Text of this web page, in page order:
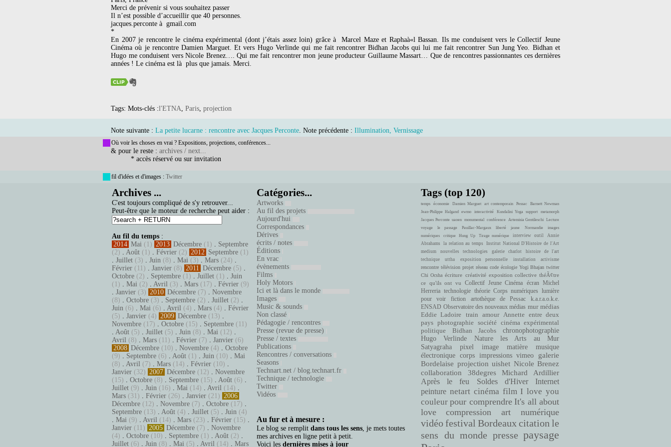
Merci de prévenir si vous souhaitez passer
Il n’est possible d’accueillir que 40 personnes.
jacques.perconte à gmail.com
*
En 2007 je rencontre le cinéma expérimental (dont j’étais assez loin) grâce à Marcel Maze et Raphaà«l Bassan. Ils me conduisent vers le Collectif Jeune
Cinéma où je rencontre Damien Marguet. Et vers Hugo Verlinde qui me fait rencontrer Bidhan Jacobs qui lui me fait rencontrer Sun Jung Yeo. Bidhan et
Hugo me conduisent vers Nicole Brenez…. Qui me fait rencontrer mon jeune producteur Guillaume Massart… Que de rencontres passionnantes ces dernières
années ! Le cinéma est là plus que jamais. Merci.
Tags: Mots-clés :l'ETNA, Paris, projection
Note suivante : La petite lucarne : rencontre avec Jacques Perconte. Note précédente : Illumination, Vernissage
Où voir les choses en vrai ? Expositions, projections, conférences...
& pour le reste : archives / next...
* accès réservé ou sur invitation
fil d'idées et d'images : Twitter
Archives ...
C'est toujours compliqué de s'y retrouver...
Peut-être que le moteur de recherche peut aider :
Au fil du temps :
2014 Mai (1) 2013 Décembre (1) . Septembre
(2) . Août (1) . Février (2) 2012 Septembre (1)
. Juillet (3) . Juin (8) . Mai (3) . Mars (24) .
Février (11) . Janvier (8) 2011 Décembre (5) .
Octobre (2) . Septembre (1) . Juillet (1) . Juin
(1) . Mai (2) . Avril (3) . Mars (17) . Février (9)
. Janvier (3) 2010 Décembre (7) . Novembre
(8) . Octobre (3) . Septembre (2) . Juillet (2) .
Juin (6) . Mai (6) . Avril (4) . Mars (4) . Février
(5) . Janvier (4) 2009 Décembre (13) .
Novembre (17) . Octobre (15) . Septembre (11)
. Août (5) . Juillet (5) . Juin (8) . Mai (12) .
Avril (8) . Mars (11) . Février (7) . Janvier (6)
2008 Décembre (10) . Novembre (4) . Octobre
(9) . Septembre (6) . Août (1) . Juin (10) . Mai
(8) . Avril (7) . Mars (14) . Février (10) .
Janvier (32) 2007 Décembre (12) . Novembre
(15) . Octobre (8) . Septembre (15) . Août (6) .
Juillet (9) . Juin (16) . Mai (14) . Avril (14) .
Mars (31) . Février (26) . Janvier (21) 2006
Décembre (12) . Novembre (7) . Octobre (17) .
Septembre (13) . Août (4) . Juillet (5) . Juin (4)
. Mai (9) . Avril (14) . Mars (23) . Février (15) .
Janvier (11) 2005 Décembre (7) . Novembre
(4) . Octobre (10) . Septembre (1) . Août (2) .
Juillet (6) . Juin (8) . Mai (5) . Avril (14) . Mars
Catégories...
Artworks
Au fil des projets
Aujourd'hui
Correspondances
Dérives
écrits / notes
Éditions
En vrac
évènements
Films
Holy Motors
Ici et là dans le monde
Images
Music & sounds
Non classé
Pédagogie / rencontres
Presse (revue de presse)
Presse / textes
Publications
Rencontres / conversations
Seasons
Technart.net / blog.technart.fr
Technique / technologie
Twitter
Vidéos
Au fur et à mesure :
Le blog se remplit dans tous les sens, je mets toutes
mes archives en ligne petit à petit.
Voici les dernières mises à jour
Tags (top 120)
temps économie Damien Marguet art contemporain Pessac
Barnett Newman
Jean-Philippe Halgand
ewmo interactivité Kundalini Yoga support
metamorph
Jacques Perconte uaoen monumental conférence Artemisia Gentileschi Lecture
voyage
le passage Pauillac-Margaux liberté jaune Normandie
images
numériques
critique Hung Up Tirage numérique interview outil
Annie
Abrahams
la relation au temps
Institut National D'Histoire de l'Art
medium
nouvelles technologies galerie charlot
histoire de l'art
technique
uttha exposition personnelle installation activisme
rencontre télévision projet réseau code écologie Yogi Bhajan twitter
Chi Ocsha écriture créativité exposition collective théÃ¢tre
ce qu'ils ont vu
Collectif Jeune Cinéma écran
Michel
Herreria technologie théorie Corps numériques lumière
pour voir fiction artothèque de Pessac
k.a.r.a.o.k.e.
ENSAD Observatoire des nouveaux médias mur médias
Eddie Ladoire
train amour Annette entre deux
pays photographie société cinéma expérimental
politique
Bidhan Jacobs
chronophotographie
Hugo Verlinde
Nature
les Arts au Mur
Satyagraha
pixel image matière
musique
électronique corps impressions vimeo
galerie
Bordelaise projection uishet Nicole Brenez
collaboration
38degres
Michard Ardillier
Après le feu
Soldes d'Hiver
Internet
peinture netart cinéma film I love you
couleur pour comprendre It's all about
love
compression art numérique
vidéo festival Bordeaux citation le
sens du monde presse paysage